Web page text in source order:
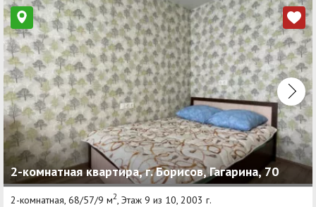
2-комнатная квартира, г. Борисов, Гагарина, 70
2-комнатная, 68/57/9 м2, Этаж 9 из 10, 2003 г.